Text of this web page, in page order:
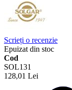
Scrieți o recenzie
Epuizat din stoc
Cod
SOL131
128,01 Lei